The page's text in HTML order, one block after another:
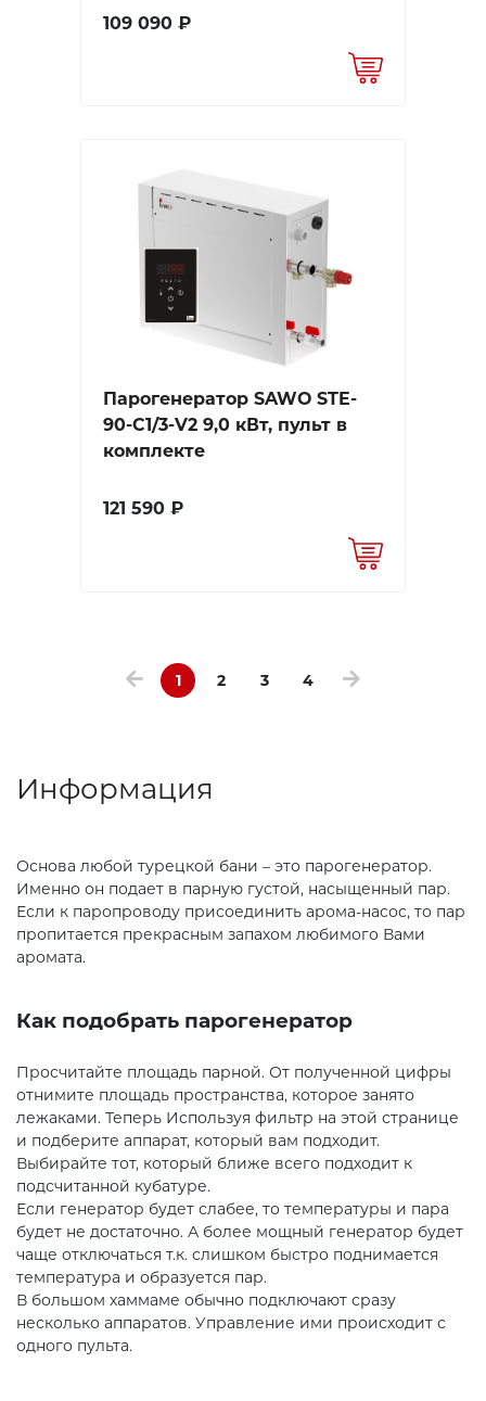
109 090 ₽
Парогенератор SAWO STE-
90-C1/3-V2 9,0 кВт, пульт в
комплекте
121 590 ₽
1 2 3 4
Информация
Основа любой турецкой бани – это парогенератор.
Именно он подает в парную густой, насыщенный пар.
Если к паропроводу присоединить арома-насос, то пар
пропитается прекрасным запахом любимого Вами
аромата.
Как подобрать парогенератор
Просчитайте площадь парной. От полученной цифры
отнимите площадь пространства, которое занято
лежаками. Теперь Используя фильтр на этой странице
и подберите аппарат, который вам подходит.
Выбирайте тот, который ближе всего подходит к
подсчитанной кубатуре.
Если генератор будет слабее, то температуры и пара
будет не достаточно. А более мощный генератор будет
чаще отключаться т.к. слишком быстро поднимается
температура и образуется пар.
В большом хаммаме обычно подключают сразу
несколько аппаратов. Управление ими происходит с
одного пульта.